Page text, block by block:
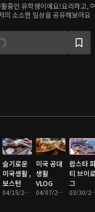
중인 유학생이에요!요리하고,
의 소소한 일상을 공유해보아요
슬기로운
미국생활 ,
보스턴
04/15/2021 • 16분
미국 공대
생활
VLOG
04/07/2021 • 8분
랍스타
티 브이
그
03/30/